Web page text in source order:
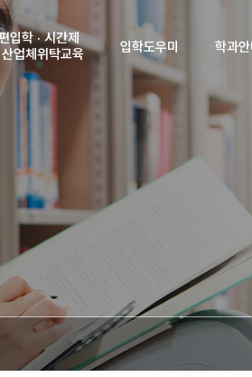
입학 · 시간제
산업체위탁교육
학 모집 안내
업체위탁교육생
모집안내
입학도우미
공지사항
학생부성적산출
입학자료실
수험생유의사항
찾아오시는길
캠퍼스맵
학과안
학과안내